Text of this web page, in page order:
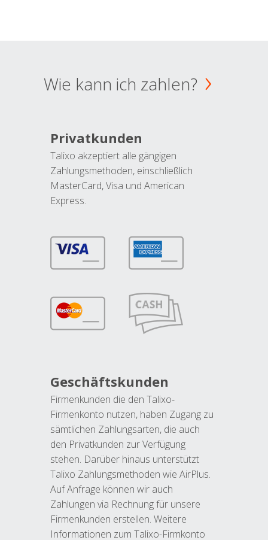
Wie kann ich zahlen?
Privatkunden
Talixo akzeptiert alle gängigen
Zahlungsmethoden, einschließlich
MasterCard, Visa und American
Express.
Geschäftskunden
Firmenkunden die den Talixo-
Firmenkonto nutzen, haben Zugang zu
sämtlichen Zahlungsarten, die auch
den Privatkunden zur Verfügung
stehen. Darüber hinaus unterstützt
Talixo Zahlungsmethoden wie AirPlus.
Auf Anfrage können wir auch
Zahlungen via Rechnung für unsere
Firmenkunden erstellen. Weitere
Informationen zum Talixo-Firmkonto